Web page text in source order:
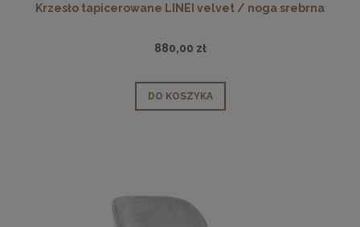
Krzesło tapicerowane LINEI velvet / noga srebrna
880,00 zł
DO KOSZYKA